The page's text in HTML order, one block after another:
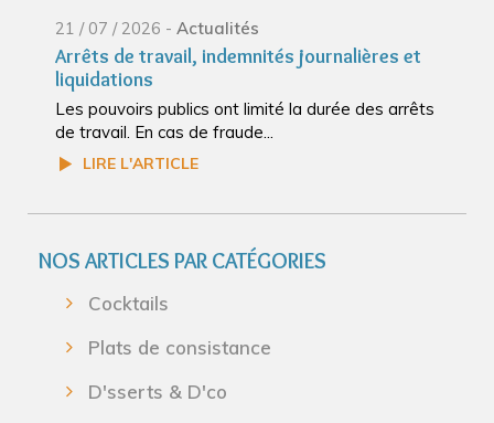
21 / 07 / 2026 - Actualités
Arrêts de travail, indemnités journalières et
liquidations
Les pouvoirs publics ont limité la durée des arrêts
de travail. En cas de fraude...
LIRE L'ARTICLE
NOS ARTICLES PAR CATÉGORIES
Cocktails
Plats de consistance
D'sserts & D'co